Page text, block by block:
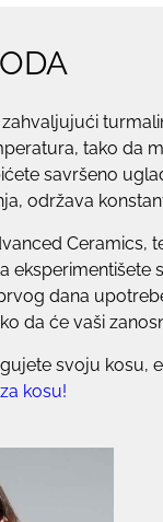
zahvaljujući
tako da
savršeno
održava
Ceramics,
eksperimentišete
dana
da će vaši
svoju kosu,
kosu!